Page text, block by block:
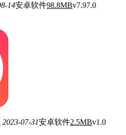
14安卓软件98.8MBv7.97.0
2023-07-31安卓软件2.5MBv1.0